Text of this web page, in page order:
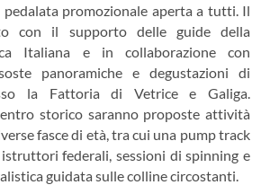
promozionale aperta a tutti. Il
con il supporto delle guide della
Italiana e in collaborazione con
panoramiche e degustazioni di
la Fattoria di Vetrice e Galiga.
storico saranno proposte attività
fasce di età, tra cui una pump track
federali, sessioni di spinning e
guidata sulle colline circostanti.